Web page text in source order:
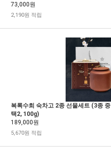
73,000원
2,190원 적립
복록수희 숙차고 2종 선물세트 (3종 중
택2, 100g)
189,000원
5,670원 적립